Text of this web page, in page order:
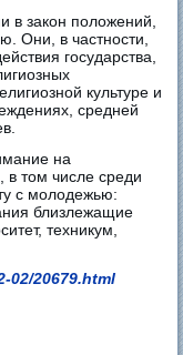
в закон положений,
Они, в частности,
государства,
культуре и
средней
на
в том числе среди
с молодежью:
близлежащие
техникум,
02/20679.html